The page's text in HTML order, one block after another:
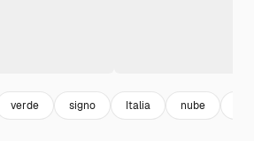
verde signo Italia nube